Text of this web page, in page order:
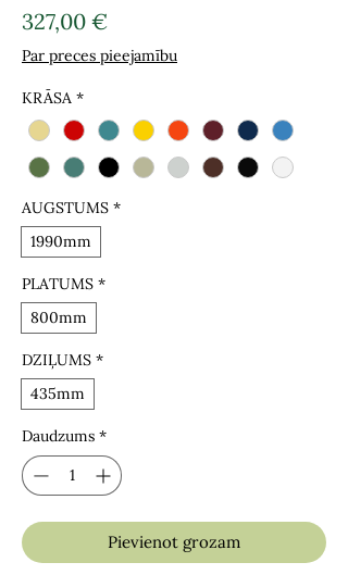
327,00 €Cena
Par preces pieejamību
KRĀSA *
AUGSTUMS *
1990mm
PLATUMS *
800mm
DZIĻUMS *
435mm
Daudzums *
Pievienot grozam